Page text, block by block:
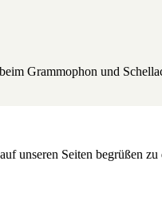
Grammophon und
unseren Seiten begrüßen zu